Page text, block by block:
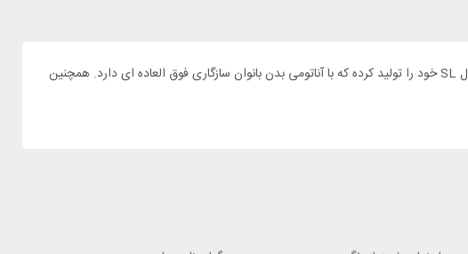
افرادی که به صورت حرفه ای پیاده روی میکنند حتما با برند دیوتر آشنایی دارند و کاملا این برند را می شناسند. شرکت دیوتر برای بانوان کاربر مدل SL خود را تولید کرده که با آناتومی بدن بانوان سازگاری فوق العاده ای دارد. همچنین